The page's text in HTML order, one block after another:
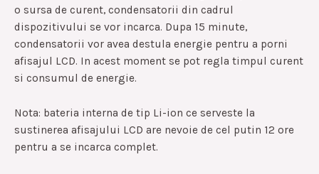
o sursa de curent, condensatorii din cadrul
dispozitivului se vor incarca. Dupa 15 minute,
condensatorii vor avea destula energie pentru a porni
afisajul LCD. In acest moment se pot regla timpul curent
si consumul de energie.
Nota: bateria interna de tip Li-ion ce serveste la
sustinerea afisajului LCD are nevoie de cel putin 12 ore
pentru a se incarca complet.